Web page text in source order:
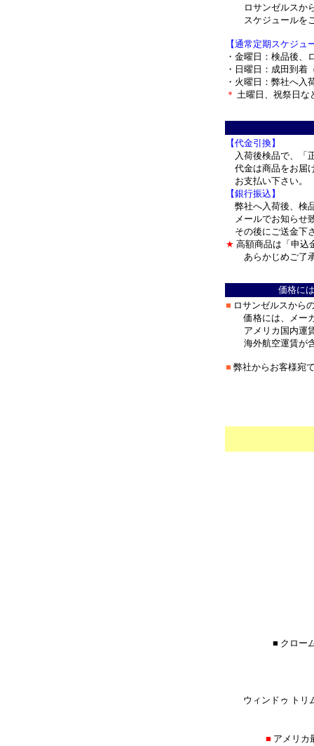
ロサンゼルスから
スケジュールをご
【通常定期スケジュ
・金曜日：検品後、
・日曜日：成田到着
・火曜日：弊社へ入
＊ 土曜日、祝祭日な
【代金引換】
入荷後検品で、「
代金は商品をお届
お支払い下さい。
【銀行振込】
弊社へ入荷後、検
メールでお知らせ
その後にご送金下
★ 高額商品は「申込
あらかじめご了
価格に
■ ロサンゼルスから
価格には、メーカ
アメリカ国内運賃
海外航空運賃が含
■ 弊社からお客様宛
■ クロー
ウィンドゥ トリ
■ アメリ